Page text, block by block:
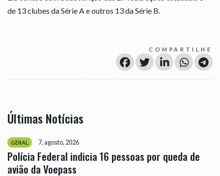
de 13 clubes da Série A e outros 13 da Série B.
COMPARTILHE
Últimas Notícias
GERAL 7, agosto, 2026
Polícia Federal indicia 16 pessoas por queda de
avião da Voepass